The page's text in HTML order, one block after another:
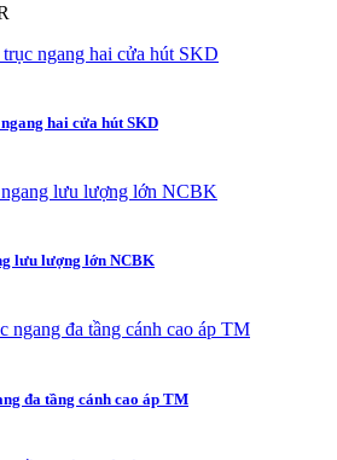
hai cửa hút SKD
lưu lượng lớn NCBK
đa tầng cánh cao áp TM